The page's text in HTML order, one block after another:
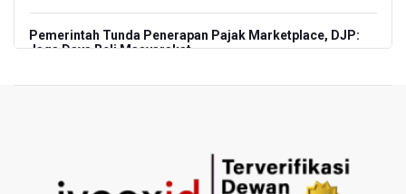
Pemerintah Tunda Penerapan Pajak Marketplace, DJP:
Jaga Daya Beli Masyarakat